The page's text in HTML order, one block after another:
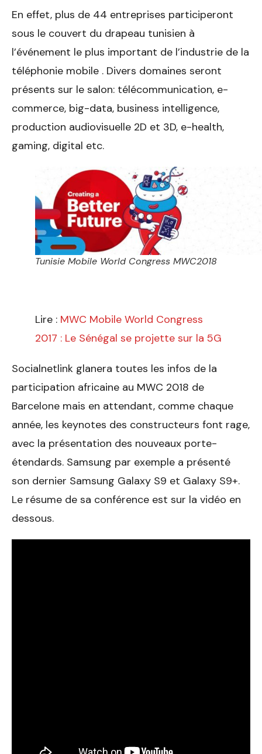
En effet, plus de 44 entreprises participeront
sous le couvert du drapeau tunisien à
l’événement le plus important de l’industrie de la
téléphonie mobile . Divers domaines seront
présents sur le salon: télécommunication, e-
commerce, big-data, business intelligence,
production audiovisuelle 2D et 3D, e-health,
gaming, digital etc.
Tunisie Mobile World Congress MWC2018
Lire : MWC Mobile World Congress
2017 : Le Sénégal se projette sur la 5G
Socialnetlink glanera toutes les infos de la
participation africaine au MWC 2018 de
Barcelone mais en attendant, comme chaque
année, les keynotes des constructeurs font rage,
avec la présentation des nouveaux porte-
étendards. Samsung par exemple a présenté
son dernier Samsung Galaxy S9 et Galaxy S9+.
Le résume de sa conférence est sur la vidéo en
dessous.